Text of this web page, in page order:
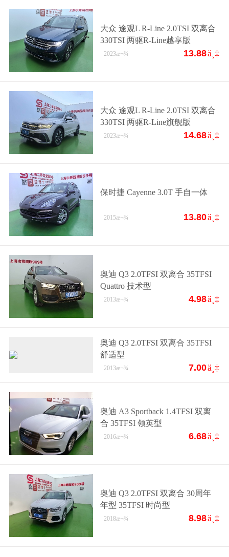
大众 途观L R-Line 2.0TSI 双离合
330TSI 两驱R-Line越享版
13.88ä¸‡
2023æ¬¾
大众 途观L R-Line 2.0TSI 双离合
330TSI 两驱R-Line旗舰版
14.68ä¸‡
2023æ¬¾
保时捷 Cayenne 3.0T 手自一体
13.80ä¸‡
2015æ¬¾
奥迪 Q3 2.0TFSI 双离合 35TFSI
Quattro 技术型
4.98ä¸‡
2013æ¬¾
奥迪 Q3 2.0TFSI 双离合 35TFSI
舒适型
7.00ä¸‡
2013æ¬¾
奥迪 A3 Sportback 1.4TFSI 双离
合 35TFSI 领英型
6.68ä¸‡
2016æ¬¾
奥迪 Q3 2.0TFSI 双离合 30周年
年型 35TFSI 时尚型
8.98ä¸‡
2018æ¬¾